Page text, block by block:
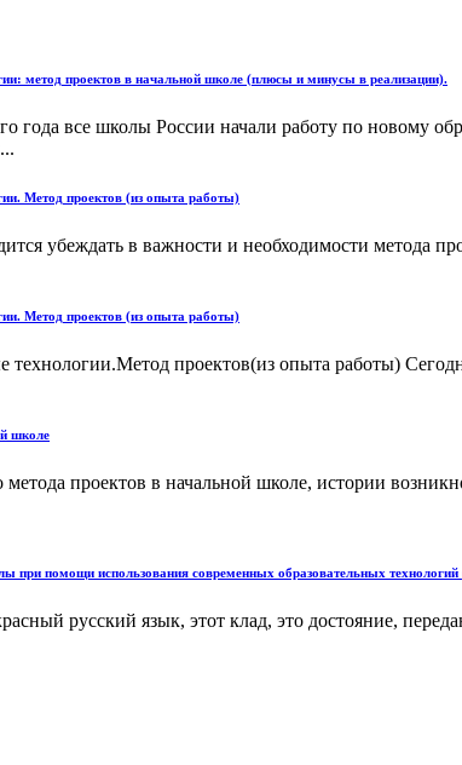
метод проектов в начальной школе (плюсы и минусы в реализации).
года все школы России начали работу по новому
Метод проектов (из опыта работы)
убеждать в важности и необходимости метода
Метод проектов (из опыта работы)
технологии.Метод проектов(из опыта работы)
школе
метода проектов в начальной школе, истории
при помощи использования современных образовательных
русский язык, этот клад, это достояние,